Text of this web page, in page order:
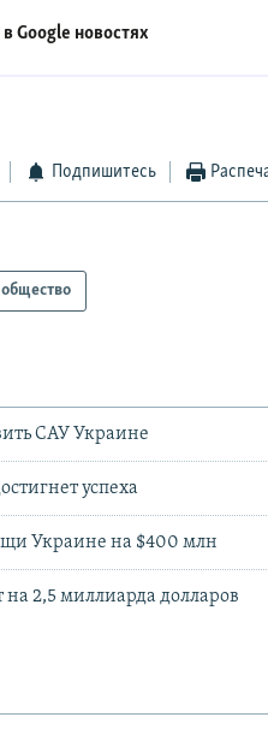
вGoogle новостях
Подпишитесь
САУ Украине
успеха
Украине на $400 млн
2,5 миллиарда долларов